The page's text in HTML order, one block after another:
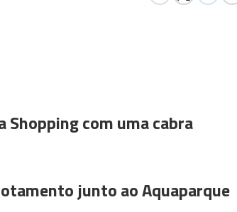
com uma cabra
junto ao Aquaparque